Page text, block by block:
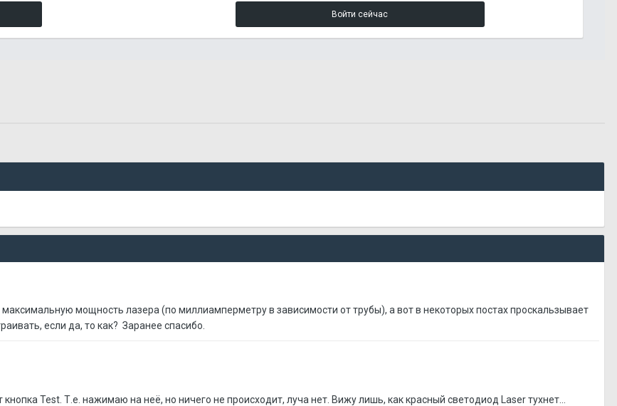
Войти сейчас
мощность лазера (по миллиамперметру в зависимости от трубы), а вот в некоторых постах проскальзывает
если да, то как? Заранее спасибо.
Test. Т.е. нажимаю на неё, но ничего не происходит, луча нет. Вижу лишь, как красный светодиод Laser тухнет...